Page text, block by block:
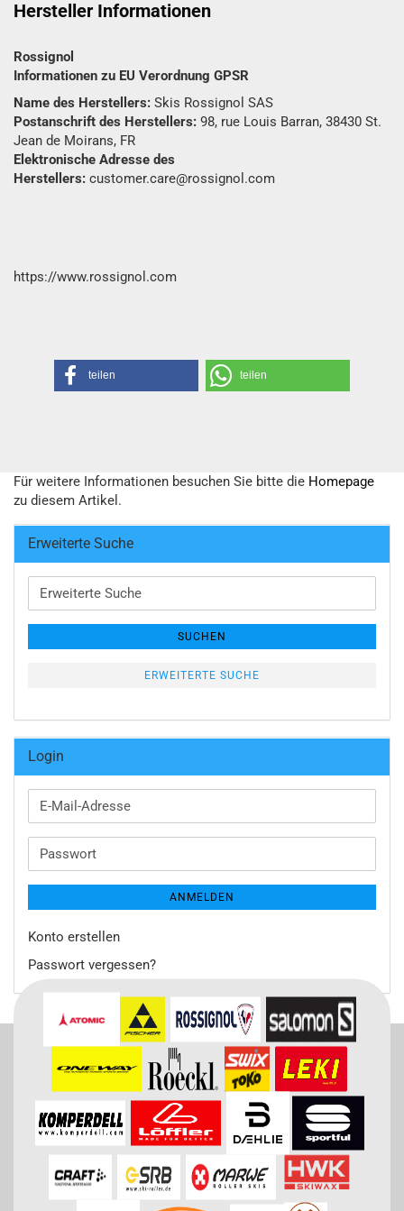
Hersteller Informationen
Rossignol
Informationen zu EU Verordnung GPSR
Name des Herstellers: Skis Rossignol SAS
Postanschrift des Herstellers: 98, rue Louis Barran, 38430 St.
Jean de Moirans, FR
Elektronische Adresse des
Herstellers: customer.care@rossignol.com
https://www.rossignol.com
teilen teilen
Für weitere Informationen besuchen Sie bitte die Homepage
zu diesem Artikel.
Erweiterte Suche
Erweiterte
Suche
SUCHEN
ERWEITERTE SUCHE
Login
E-
Mail-
Passwort
ANMELDEN
Konto erstellen
Passwort vergessen?